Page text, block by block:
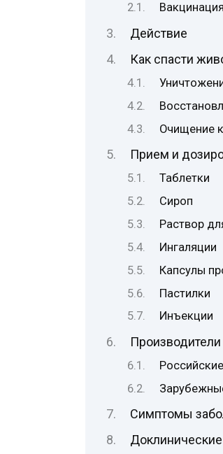
Вакцинация
Действие
Как спасти
Очищение
Прием и
Таблетки
Сироп
Раствор
Ингаляции
Капсулы
Пастилки
Инъекции
Российские
Симптомы